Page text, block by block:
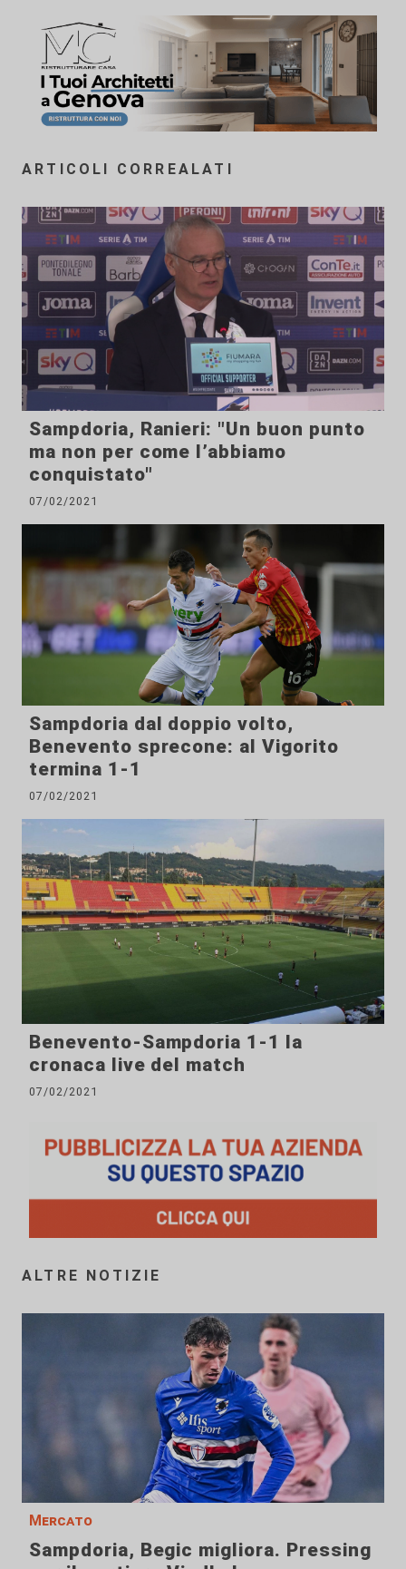
ARTICOLI CORREALATI
Sampdoria, Ranieri: "Un buon punto
ma non per come l’abbiamo
conquistato"
07/02/2021
Sampdoria dal doppio volto,
Benevento sprecone: al Vigorito
termina 1-1
07/02/2021
Benevento-Sampdoria 1-1 la
cronaca live del match
07/02/2021
ALTRE NOTIZIE
Mercato
Sampdoria, Begic migliora. Pressing